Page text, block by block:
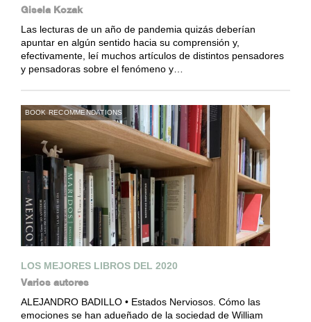
Gisela Kozak
Las lecturas de un año de pandemia quizás deberían
apuntar en algún sentido hacia su comprensión y,
efectivamente, leí muchos artículos de distintos pensadores
y pensadoras sobre el fenómeno y…
BOOK RECOMMENDATIONS
LOS MEJORES LIBROS DEL 2020
Varios autores
ALEJANDRO BADILLO • Estados Nerviosos. Cómo las
emociones se han adueñado de la sociedad de William